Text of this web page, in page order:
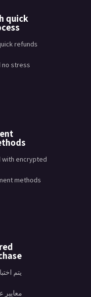
quick
refunds
stress.
with encrypted
methods.
يتم
معايير